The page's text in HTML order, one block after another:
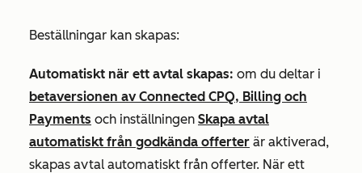
Beställningar kan skapas:
Automatiskt när ett avtal skapas: om du deltar i
betaversionen av Connected CPQ, Billing och
Payments och inställningen Skapa avtal
automatiskt från godkända offerter är aktiverad,
skapas avtal automatiskt från offerter. När ett